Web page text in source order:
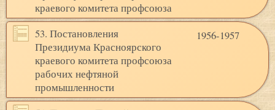
краевого комитета профсоюза
53. Постановления
Президиума Красноярского
краевого комитета профсоюза
рабочих нефтяной
промышленности
1956-1957